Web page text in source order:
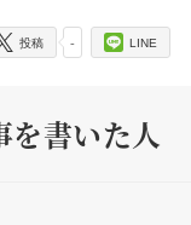
-
投稿 LINE
を書いた人